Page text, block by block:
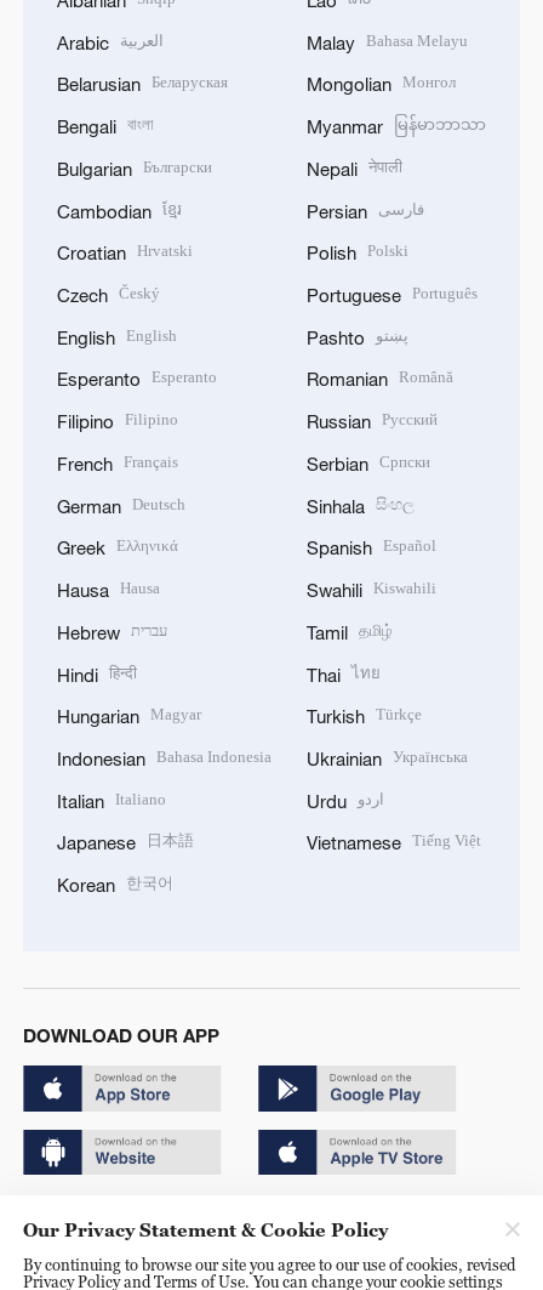
Arabic العربية
Belarusian Беларуская
Bengali বাংলা
Bulgarian Български
Cambodian ខ្មែរ
Croatian Hrvatski
Czech Český
English English
Esperanto Esperanto
Filipino Filipino
French Français
German Deutsch
Greek Ελληνικά
Hausa Hausa
Hebrew עברית
Hindi हिन्दी
Hungarian Magyar
Indonesian Bahasa Indonesia
Italian Italiano
Japanese 日本語
Korean 한국어
Malay Bahasa Melayu
Mongolian Монгол
Myanmar မြန်မာဘာသာ
Nepali नेपाली
Persian فارسی
Polish Polski
Portuguese Português
Pashto پښتو
Romanian Română
Russian Русский
Serbian Српски
Sinhala සිංහල
Spanish Español
Swahili Kiswahili
Tamil தமிழ்
Thai ไทย
Turkish Türkçe
Ukrainian Українська
Urdu اردو
Vietnamese Tiếng Việt
DOWNLOAD OUR APP
京ICP备20000184号
Our Privacy Statement & Cookie Policy
By continuing to browse our site you agree to our use of cookies, revised
Privacy Policy and Terms of Use. You can change your cookie settings